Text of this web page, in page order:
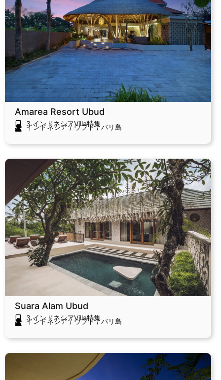
Amarea Resort Ubud
3.インドネシアVilla特集
インドネシア/ ウブド/バリ島
Suara Alam Ubud
3.インドネシアVilla特集
インドネシア/ ウブド/バリ島